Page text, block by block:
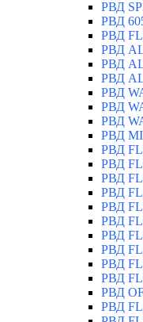
РВД
РВД
РВД
РВД
РВД
РВД
РВД
РВД
РВД
РВД
РВД
РВД
РВД
РВД
РВД
РВД
РВД
РВД
РВД
РВД
РВД
РВД